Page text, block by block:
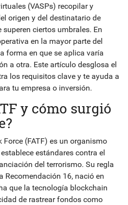
(VASPs) recopilar y
origen y del destinatario de
ciertos umbrales. En
en la mayor parte del
forma en que se aplica varía
a otra. Este artículo desglosa el
los requisitos clave y te ayuda a
tu empresa o inversión.
y cómo surgió
(FATF) es un organismo
estándares contra el
del terrorismo. Su regla
Recomendación 16, nació en
que la tecnología blockchain
de rastrear fondos como